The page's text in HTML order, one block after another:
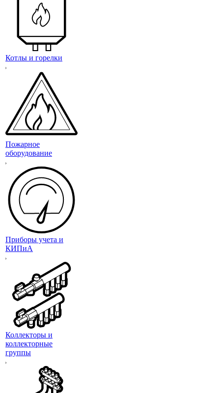
Котлы и горелки
Пожарное
оборудование
Приборы учета и
КИПиА
Коллекторы и
коллекторные
группы